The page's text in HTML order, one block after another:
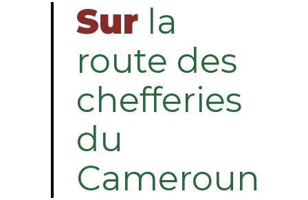
Sur la
route des
chefferies
du
Cameroun